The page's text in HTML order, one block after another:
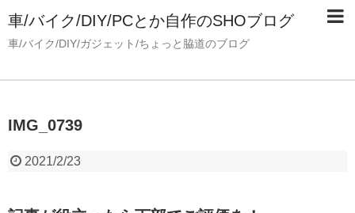
車/バイク/DIY/PCとか自作のSHOブログ
車/バイク/DIY/ガジェット/ちょっと脇道のブログ
IMG_0739
2021/2/23